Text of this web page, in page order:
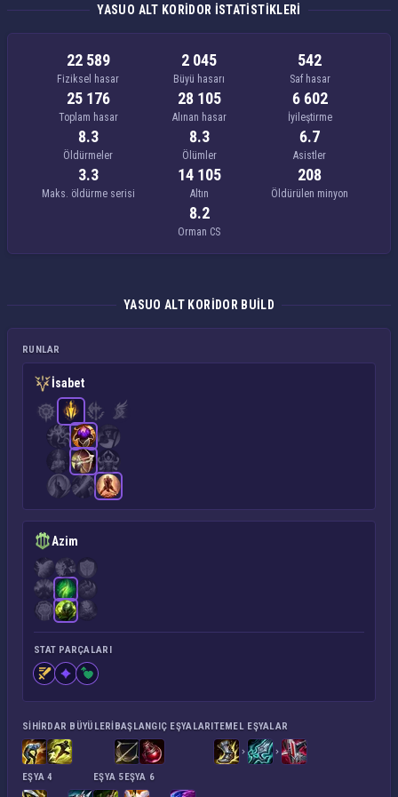
YASUO ALT KORIDOR ISTATISTIKLERI
22 589
Fiziksel hasar
2 045
Büyü hasarı
542
Saf hasar
25 176
Toplam hasar
28 105
Alınan hasar
6 602
İyileştirme
8.3
Öldürmeler
8.3
Ölümler
6.7
Asistler
3.3
Maks. öldürme serisi
14 105
Altın
208
Öldürülen minyon
8.2
Orman CS
YASUO ALT KORIDOR BUILD
RUNLAR
İsabet
Azim
STAT PARÇALARI
SIHIRDAR BÜYÜLERIBAŞLANGIÇ EŞYALARITEMEL EŞYALAR
EŞYA 4 EŞYA 5EŞYA 6